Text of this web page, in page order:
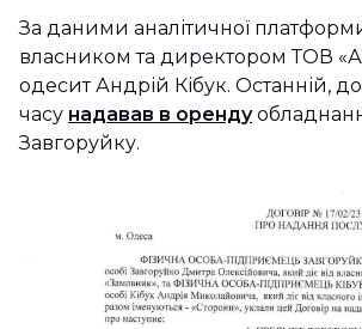
За даними аналітичної
власником та директором ТОВ
одесит Андрій Кібук. Останній, до
часу надавав в оренду
Завгоруйку.